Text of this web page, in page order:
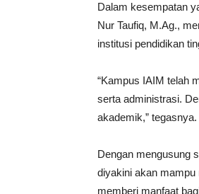
Dalam kesempatan
Nur Taufiq, M.Ag.,
institusi pendidikan
“Kampus IAIM telah
serta administrasi.
akademik,” tegasnya.
Dengan mengusung
diyakini akan mampu
memberi manfaat